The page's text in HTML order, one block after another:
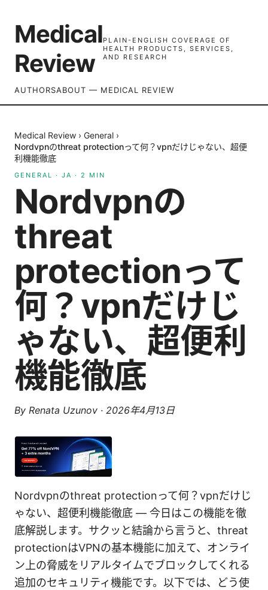
Medical
Review
PLAIN-ENGLISH COVERAGE OF
HEALTH PRODUCTS, SERVICES,
AND RESEARCH
AUTHORSABOUT — MEDICAL REVIEW
Medical Review › General ›
Nordvpnのthreat protectionって何？vpnだけじゃない、超便
利機能徹底
GENERAL · JA · 2 MIN
Nordvpnの
threat
protectionって
何？vpnだけじ
ゃない、超便利
機能徹底
By Renata Uzunov · 2026年4月13日
Nordvpnのthreat protectionって何？vpnだけじ
ゃない、超便利機能徹底 — 今日はこの機能を徹
底解説します。サクッと結論から言うと、threat
protectionはVPNの基本機能に加えて、オンライ
ン上の脅威をリアルタイムでブロックしてくれる
追加のセキュリティ機能です。以下では、どう使